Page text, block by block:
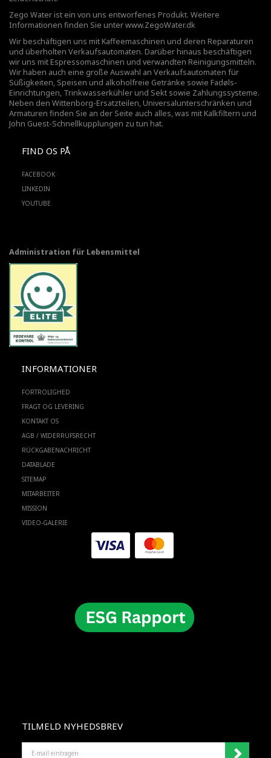
Zego Water ist ein von uns entworfenes Produkt. Weitere
Informationen finden Sie unterwww.ZegoWater.dk
Wir beschäftigen uns mit Kaffeemaschinen und deren Reparaturen
und überholten Verkaufsautomaten. Darüber hinaus beschäftigen
wir uns mit Espressomaschinen und verwandten Reinigungsmitteln.
Wir haben auch eine große Auswahl an Verkaufsautomaten für
Süßigkeiten, Speisen und alkoholfreie Getränke sowie Fadøls-
Einrichtungen, Trinkwasserkühler und Sekt sowie Zahlungssysteme.
Neben den Wittenborg-Ersatzteilen, Universalunterschränken und
Armaturen finden Sie an der Seite auch alles, was mit Kalkfiltern und
John Guest-Schnellkupplungen zu tun hat.
FIND OS PÅ
FACEBOOK
LINKEDIN
YOUTUBE
Administration für Lebensmittel
INFORMATIONER
FORTROLIGHED
FRAGT OG LEVERING
KONTAKT OS
AGB / WIDERRUFSRECHT
RÜCKGABENACHRICHT
DATABLADE
SITEMAP
MITARBEITER
MISSION
VIDEO-GALERIE
TILMELD NYHEDSBREV
MAIL